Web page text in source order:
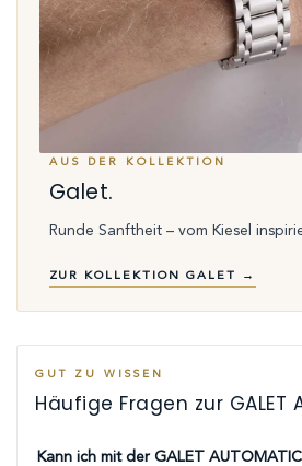
AUS DER KOLLEKTION
Galet.
Runde Sanftheit – vom Kiesel
ZUR KOLLEKTION GALET →
GUT ZU WISSEN
Häufige Fragen zur GALET
Kann ich mit der GALET